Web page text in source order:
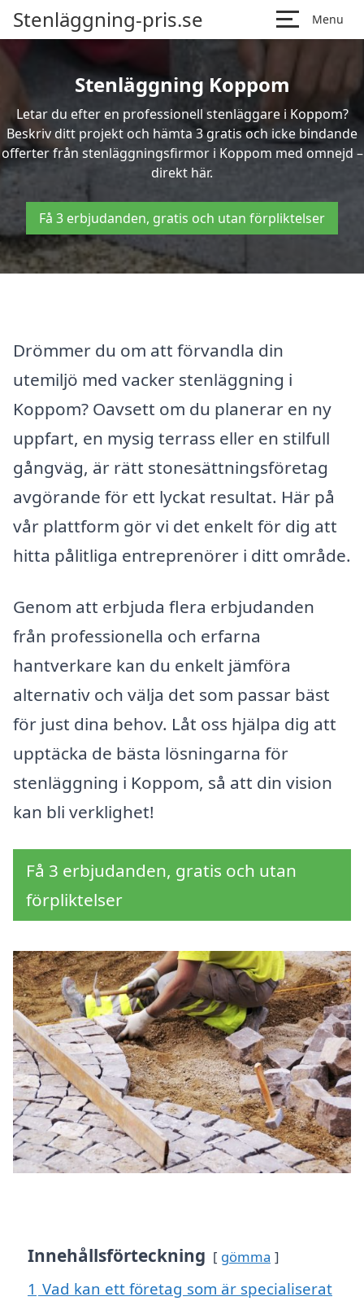
Stenläggning-pris.se Menu
Stenläggning Koppom
Letar du efter en professionell stenläggare i Koppom?
Beskriv ditt projekt och hämta 3 gratis och icke bindande
offerter från stenläggningsfirmor i Koppom med omnejd –
direkt här.
Få 3 erbjudanden, gratis och utan förpliktelser
Drömmer du om att förvandla din
utemiljö med vacker stenläggning i
Koppom? Oavsett om du planerar en ny
uppfart, en mysig terrass eller en stilfull
gångväg, är rätt stonesättningsföretag
avgörande för ett lyckat resultat. Här på
vår plattform gör vi det enkelt för dig att
hitta pålitliga entreprenörer i ditt område.
Genom att erbjuda flera erbjudanden
från professionella och erfarna
hantverkare kan du enkelt jämföra
alternativ och välja det som passar bäst
för just dina behov. Låt oss hjälpa dig att
upptäcka de bästa lösningarna för
stenläggning i Koppom, så att din vision
kan bli verklighet!
Få 3 erbjudanden, gratis och utan
förpliktelser
Innehållsförteckning gömma
1 Vad kan ett företag som är specialiserat